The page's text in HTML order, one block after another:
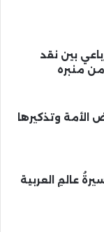
بين نقد
من منبره
الأمة وتذكيرها
عالمِ العربية